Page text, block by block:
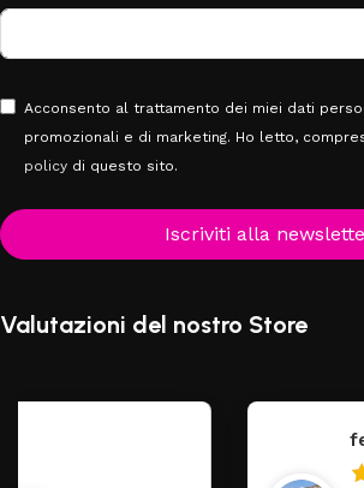
Acconsento al trattamento dei miei dati
promozionali e di marketing. Ho letto,
policy di questo sito.
Iscriviti alla
Valutazioni del nostro Store